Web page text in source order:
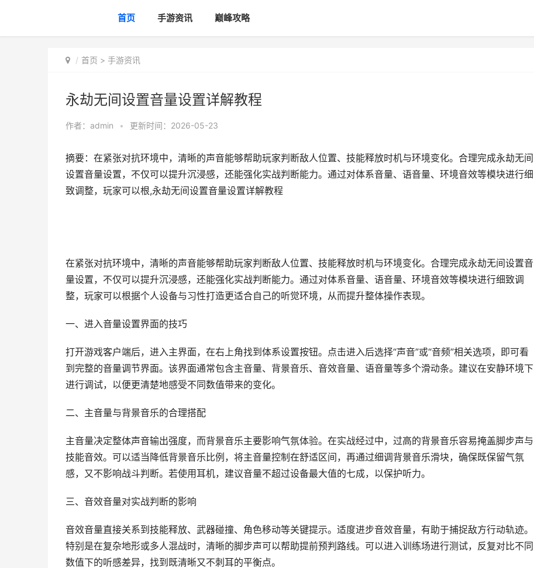
首页 手游资讯 巅峰攻略
首页 > 手游资讯
永劫无间设置音量设置详解教程
作者： admin • 更新时间：2026-05-23
摘要：在紧张对抗环境中，清晰的声音能够帮助玩家判断敌人位置、技能释放时机与环境变化。合理完成永劫无间
设置音量设置，不仅可以提升沉浸感，还能强化实战判断能力。通过对体系音量、语音量、环境音效等模块进行细
致调整，玩家可以根,永劫无间设置音量设置详解教程
在紧张对抗环境中，清晰的声音能够帮助玩家判断敌人位置、技能释放时机与环境变化。合理完成永劫无间设置音
量设置，不仅可以提升沉浸感，还能强化实战判断能力。通过对体系音量、语音量、环境音效等模块进行细致调
整，玩家可以根据个人设备与习性打造更适合自己的听觉环境，从而提升整体操作表现。
一、进入音量设置界面的技巧
打开游戏客户端后，进入主界面，在右上角找到体系设置按钮。点击进入后选择“声音”或“音频”相关选项，即可看
到完整的音量调节界面。该界面通常包含主音量、背景音乐、音效音量、语音量等多个滑动条。建议在安静环境下
进行调试，以便更清楚地感受不同数值带来的变化。
二、主音量与背景音乐的合理搭配
主音量决定整体声音输出强度，而背景音乐主要影响气氛体验。在实战经过中，过高的背景音乐容易掩盖脚步声与
技能音效。可以适当降低背景音乐比例，将主音量控制在舒适区间，再通过细调背景音乐滑块，确保既保留气氛
感，又不影响战斗判断。若使用耳机，建议音量不超过设备最大值的七成，以保护听力。
三、音效音量对实战判断的影响
音效音量直接关系到技能释放、武器碰撞、角色移动等关键提示。适度进步音效音量，有助于捕捉敌方行动轨迹。
特别是在复杂地形或多人混战时，清晰的脚步声可以帮助提前预判路线。可以进入训练场进行测试，反复对比不同
数值下的听感差异，找到既清晰又不刺耳的平衡点。